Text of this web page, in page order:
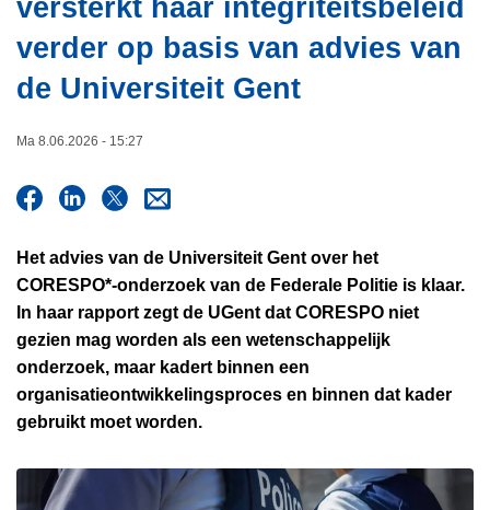
iversterkt haar integriteitsbeleid
verder op basis van advies van
de Universiteit Gent
Ma 8.06.2026 - 15:27
Het advies van de Universiteit Gent over het
CORESPO*-onderzoek van de Federale Politie is klaar.
In haar rapport zegt de UGent dat CORESPO niet
gezien mag worden als een wetenschappelijk
onderzoek, maar kadert binnen een
organisatieontwikkelingsproces en binnen dat kader
gebruikt moet worden.